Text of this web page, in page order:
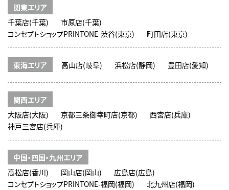
関東エリア
千葉店(千葉)
市原店(千葉)
コンセプトショップPRINTONE-渋谷(東京)
町田店(東京)
東海エリア 高山店(岐阜) 浜松店(静岡) 豊田店(愛知)
関西エリア
大阪店(大阪)
京都三条御幸町店(京都)
西宮店(兵庫)
神戸三宮店(兵庫)
中国・四国・九州エリア
高松店(香川)
岡山店(岡山)
広島店(広島)
コンセプトショップPRINTONE-福岡(福岡)
北九州店(福岡)